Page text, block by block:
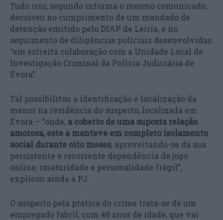
Tudo isto, segundo informa o mesmo comunicado,
decorreu no cumprimento de um mandado de
detenção emitido pelo DIAP de Leiria, e no
seguimento de diligências policiais desenvolvidas
“em estreita colaboração com a Unidade Local de
Investigação Criminal da Polícia Judiciária de
Évora”.
Tal possibilitou a identificação e localização da
menor na residência do suspeito, localizada em
Évora – “onde, a coberto de uma suposta relação
amorosa, este a manteve em completo isolamento
social durante oito meses, aproveitando-se da sua
persistente e recorrente dependência de jogo
online, imaturidade e personalidade frágil”,
explicou ainda a PJ.
O suspeito pela prática do crime trata-se de um
empregado fabril, com 48 anos de idade, que vai